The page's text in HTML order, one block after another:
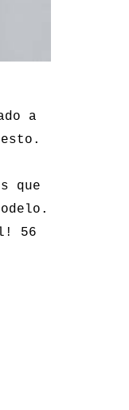
a
que
56